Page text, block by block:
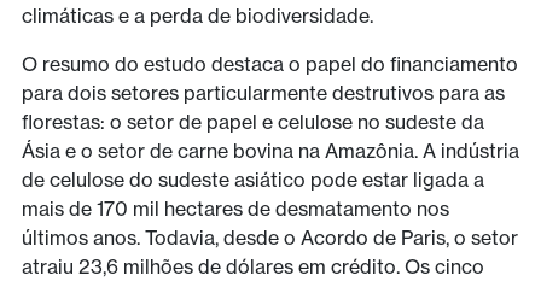
climáticas e a perda de biodiversidade.
O resumo do estudo destaca o papel do financiamento
para dois setores particularmente destrutivos para as
florestas: o setor de papel e celulose no sudeste da
Ásia e o setor de carne bovina na Amazônia. A indústria
de celulose do sudeste asiático pode estar ligada a
mais de 170 mil hectares de desmatamento nos
últimos anos. Todavia, desde o Acordo de Paris, o setor
atraiu 23,6 milhões de dólares em crédito. Os cinco